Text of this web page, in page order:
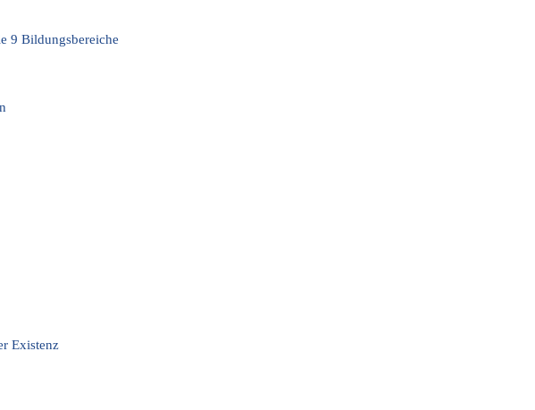
9 Bildungsbereiche
Existenz